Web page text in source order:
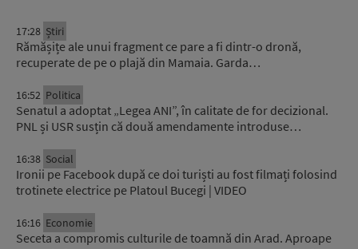
17:28 Știri
Rămășițe ale unui fragment ce pare a fi dintr-o dronă,
recuperate de pe o plajă din Mamaia. Garda…
16:52 Politica
Senatul a adoptat „Legea ANI”, în calitate de for decizional.
PNL și USR susțin că două amendamente introduse…
16:38 Social
Ironii pe Facebook după ce doi turiști au fost filmați folosind
trotinete electrice pe Platoul Bucegi | VIDEO
16:16 Economie
Seceta a compromis culturile de toamnă din Arad. Aproape